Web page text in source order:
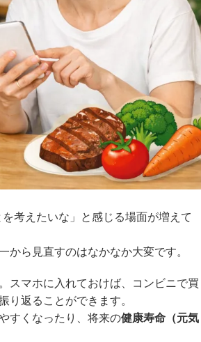
考えたいな」と感じる場面が増えて
から見直すのはなかなか大変です。
スマホに入れておけば、コンビニで買
り返ることができます。
すくなったり、将来の健康寿命（元気